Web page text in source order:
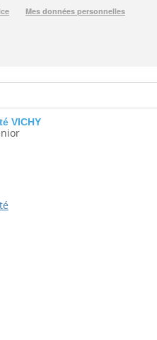
VICHY